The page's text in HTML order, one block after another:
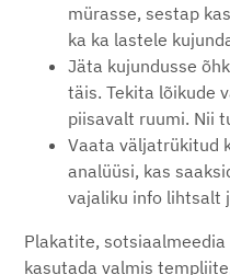
mürasse, sestap
ka ka lastele
Jäta kujundusse
täis. Tekita lõikude
piisavalt ruumi. Nii
Vaata väljatrükitud
analüüsi, kas
vajaliku info lihtsalt
Plakatite,
kasutada valmis